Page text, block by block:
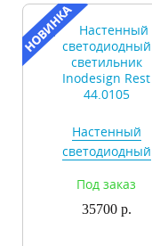
Настенный
светодиодный
Inodesign Rest
44.0105
Под заказ
35700 р.